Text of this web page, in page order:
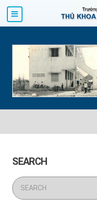
SEARCH